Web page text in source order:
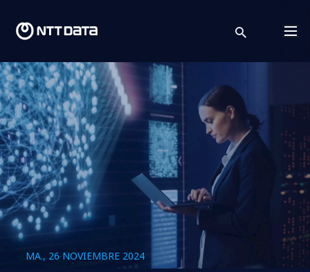
search
MA., 26 NOVIEMBRE 2024